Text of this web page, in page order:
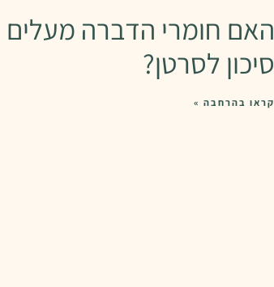
האם חומרי הדברה מעלים
סיכון לסרטן?
קראו בהרחבה »